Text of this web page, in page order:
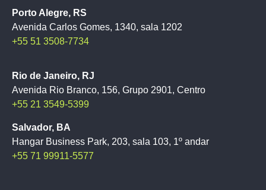
Porto Alegre, RS
Avenida Carlos Gomes, 1340, sala 1202
+55 51 3508-7734
Rio de Janeiro, RJ
Avenida Rio Branco, 156, Grupo 2901, Centro
+55 21 3549-5399
Salvador, BA
Hangar Business Park, 203, sala 103, 1º andar
+55 71 99911-5577